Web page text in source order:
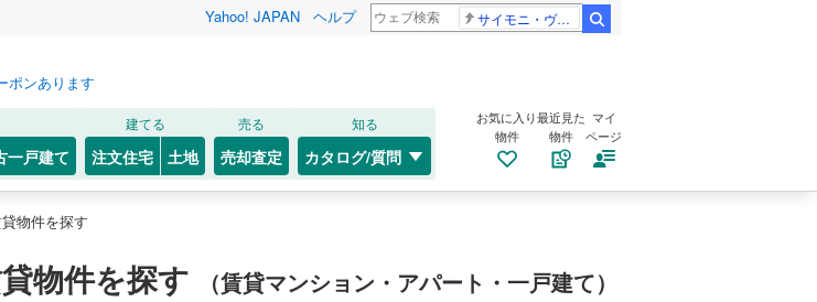
Yahoo! JAPAN ヘルプ サイモニ・ヴニランギ 死去
ポンあります
一戸建て
建てる
注文住宅 土地
売る
売却査定
知る
カタログ/質問
お気に入り
物件
最近見た
物件
マイ
ページ
物件を探す
物件を探す （賃貸マンション・アパート・一戸建て）